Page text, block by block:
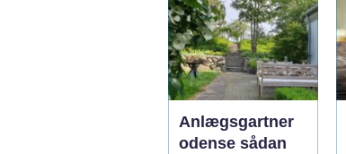
Anlægsgartner
odense sådan